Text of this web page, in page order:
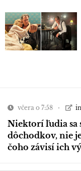
včera o 7:58
Niektorí ľudia sa
dôchodkov, nie
čoho závisí ich